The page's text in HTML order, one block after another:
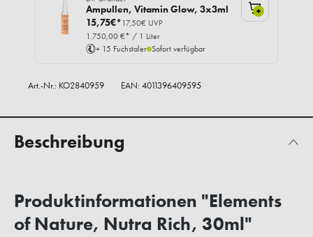
Ampullen, Vitamin Glow, 3x3ml
15,75€*17,50€ UVP
1.750,00 €* / 1 Liter
+ 15 Fuchstaler Sofort verfügbar
+
Art.-Nr.: KO2840959 EAN: 4011396409595
Beschreibung
Produktinformationen "Elements
of Nature, Nutra Rich, 30ml"